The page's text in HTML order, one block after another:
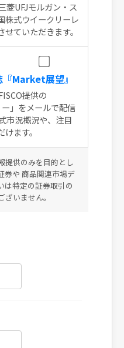
菱UFJモルガン・ス
株式ウイークリーレ
ていただきます。
Market展望』
提供の
」をメールで配信
市況概況や、注目
ます。
提供のみを目的とし
券や 商品関連市場デ
は特定の証券取引の
いません。